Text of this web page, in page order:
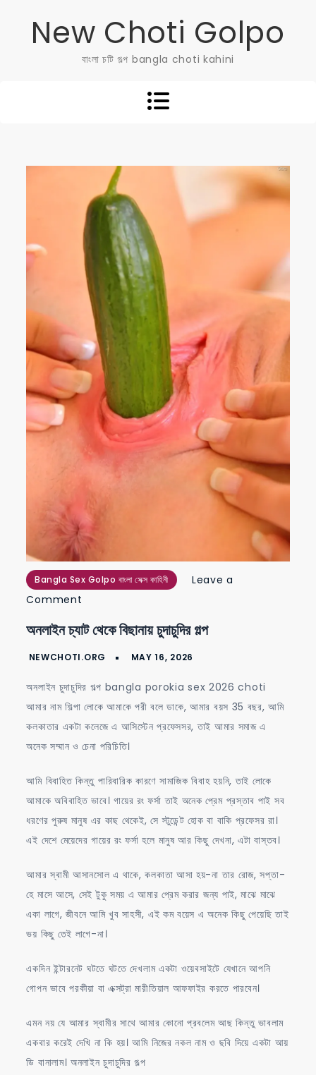
New Choti Golpo
বাংলা চটি গল্প bangla choti kahini
Bangla Sex Golpo বাংলা সেক্স কাহিনী
Leave a
Comment
চ্যাট
থেকে
অনলাইন চ্যাট থেকে বিছানায় চুদাচুদির গল্প
অনলাইন চুদাচুদির গল্প bangla porokia sex 2026 choti
আমার নাম শিল্পা লোকে আমাকে পরী বলে ডাকে, আমার বয়স 35 বছর, আমি
কলকাতার একটা কলেজে এ আসিস্টেন প্রফেসসর, তাই আমার সমাজ এ
অনেক সম্মান ও চেনা পরিচিতি।
আমি বিবাহিত কিন্তু পারিবারিক কারণে সামাজিক বিবাহ হয়নি, তাই লোকে
আমাকে অবিবাহিত ভাবে। গায়ের রং ফর্সা তাই অনেক প্রেম প্রস্তাব পাই সব
ধরণের পুরুষ মানুষ এর কাছ থেকেই, সে স্টুডেন্ট হোক বা বাকি প্রফেসর রা।
এই দেশে মেয়েদের গায়ের রং ফর্সা হলে মানুষ আর কিছু দেখনা, এটা বাস্তব।
আমার স্বামী আসানসোল এ থাকে, কলকাতা আসা হয়-না তার রোজ, সপ্তা-
হে মাসে আসে, সেই টুকু সময় এ আমার প্রেম করার জন্য পাই, মাঝে মাঝে
একা লাগে, জীবনে আমি খুব সাহসী, এই কম বয়েস এ অনেক কিছু পেয়েছি তাই
ভয় কিছু তেই লাগে-না।
একদিন ইন্টারনেট ঘটতে ঘটতে দেখলাম একটা ওয়েবসাইটে যেখানে আপনি
গোপন ভাবে পরকীয়া বা এক্সট্রা মারীতিয়াল আফফাইর করতে পারবেন।
এমন নয় যে আমার স্বামীর সাথে আমার কোনো প্রবলেম আছ কিন্তু ভাবলাম
একবার করেই দেখি না কি হয়। আমি নিজের নকল নাম ও ছবি দিয়ে একটা আয়
ডি বানালাম। অনলাইন চুদাচুদির গল্প